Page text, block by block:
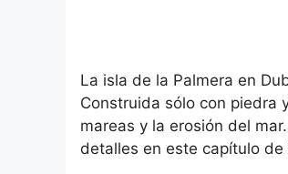
La isla de la Palmera en
Construida sólo con piedra
mareas y la erosión del
detalles en este capítulo